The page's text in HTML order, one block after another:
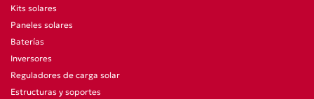
Kits solares
Paneles solares
Baterías
Inversores
Reguladores de carga solar
Estructuras y soportes